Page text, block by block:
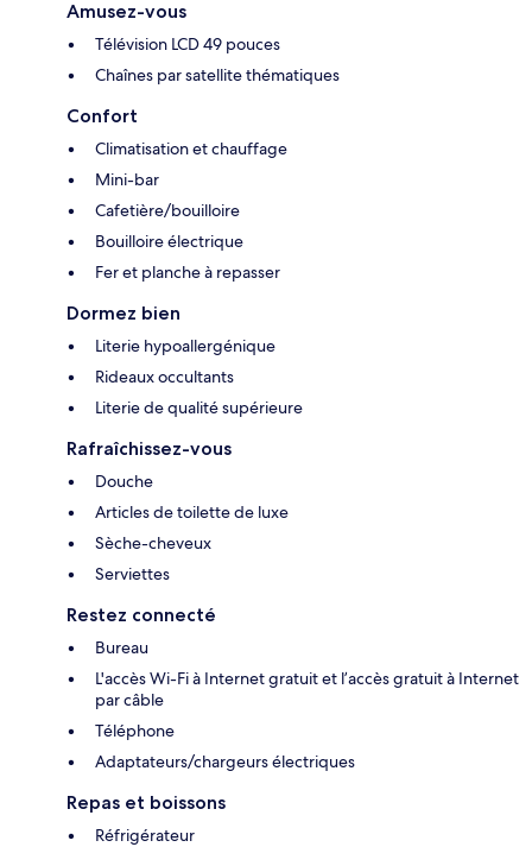
Amusez-vous
Télévision LCD 49 pouces
Chaînes par satellite thématiques
Confort
Climatisation et chauffage
Mini-bar
Cafetière/bouilloire
Bouilloire électrique
Fer et planche à repasser
Dormez bien
Literie hypoallergénique
Rideaux occultants
Literie de qualité supérieure
Rafraîchissez-vous
Douche
Articles de toilette de luxe
Sèche-cheveux
Serviettes
Restez connecté
Bureau
L'accès Wi-Fi à Internet gratuit et l’accès gratuit à Internet
par câble
Téléphone
Adaptateurs/chargeurs électriques
Repas et boissons
Réfrigérateur